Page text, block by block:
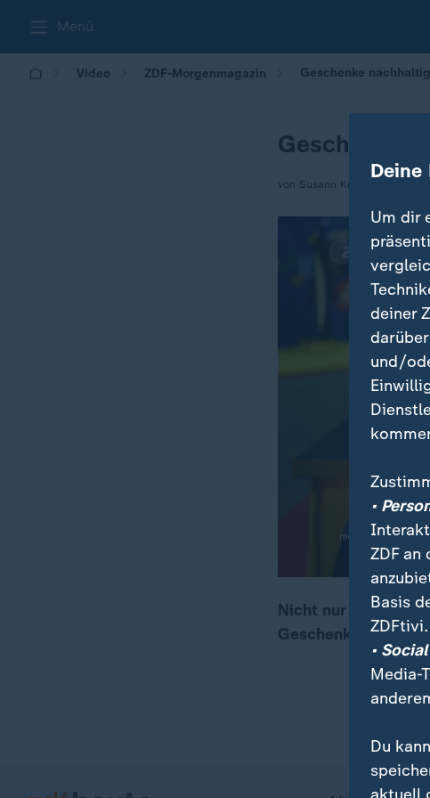
Menü
Video ZDF-Morgenmagazin Geschenke
Geschenke
von Susann Knakowske
00:05 02:25
Nicht nur verziertes
Geschenken, auch
Deine
Um dir
deiner
und/
•
ZDF an
Basis
•
Media-
Du